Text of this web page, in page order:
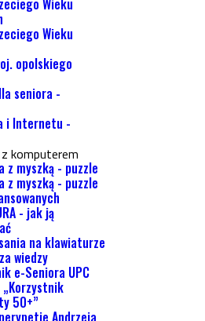
Wieku
Wieku
opolskiego
seniora -
i Internetu -
komputerem
z myszką - puzzle
z myszką - puzzle
- jak ją
na klawiaturze
wiedzy
e-Seniora UPC
50+”
Andrzeja